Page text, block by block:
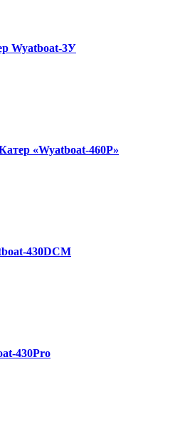
Wyatboat-3У
«Wyatboat-460P»
430DCM
430Pro